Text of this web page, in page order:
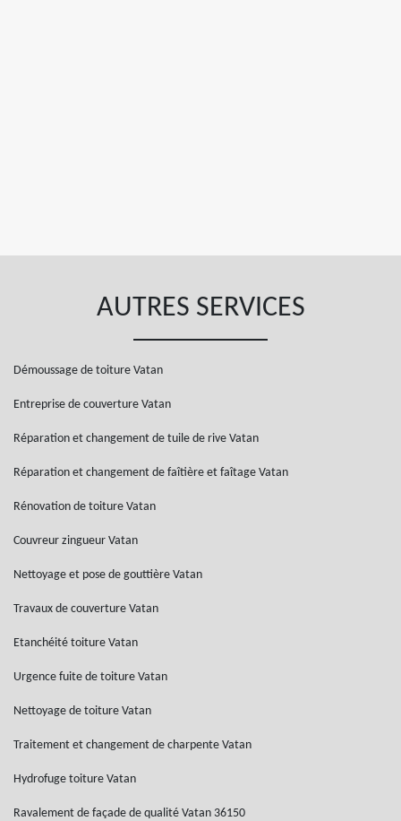
AUTRES SERVICES
Démoussage de toiture Vatan
Entreprise de couverture Vatan
Réparation et changement de tuile de rive Vatan
Réparation et changement de faîtière et faîtage Vatan
Rénovation de toiture Vatan
Couvreur zingueur Vatan
Nettoyage et pose de gouttière Vatan
Travaux de couverture Vatan
Etanchéité toiture Vatan
Urgence fuite de toiture Vatan
Nettoyage de toiture Vatan
Traitement et changement de charpente Vatan
Hydrofuge toiture Vatan
Ravalement de façade de qualité Vatan 36150